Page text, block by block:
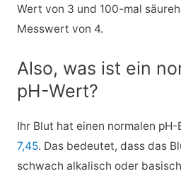
Wert von 3 und 100-mal
Messwert von 4.
Also, was ist ein
pH-Wert?
Ihr Blut hat einen normalen
7,45. Das bedeutet, dass das
schwach alkalisch oder